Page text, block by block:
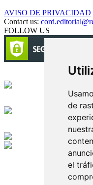
de
el
AVISO DE PRIVACIDAD
Contact us:
FOLLOW US
Circulación certificada
Edición digital con
Playa Revolcadero 222
CIUDAD DE MEXICO
Conmutador CIUDAD DE